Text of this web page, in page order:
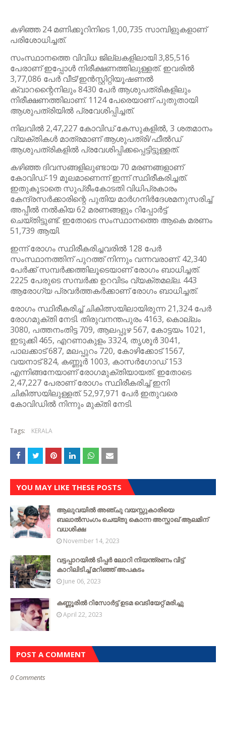
കഴിഞ്ഞ 24 മണിക്കൂറിനിടെ 1,00,735 സാമ്പിളുകളാണ്
പരിശോധിച്ചത്.
സംസ്ഥാനത്തെ വിവിധ ജില്ലകളിലായി 3,85,516
പേരാണ് ഇപ്പോള്‍ നിരീക്ഷണത്തിലുള്ളത്. ഇവരില്‍
3,77,086 പേര്‍ വീട്/ഇന്‍സ്റ്റിറ്റിയൂഷണല്‍
ക്വാറന്റൈനിലും 8430 പേര്‍ ആശുപത്രികളിലും
നിരീക്ഷണത്തിലാണ്. 1124 പേരെയാണ് പുതുതായി
ആശുപത്രിയില്‍ പ്രവേശിപ്പിച്ചത്.
നിലവില്‍ 2,47,227 കോവിഡ് കേസുകളില്‍, 3 ശതമാനം
വ്യക്തികള്‍ മാത്രമാണ് ആശുപത്രി/ഫീല്‍ഡ്
ആശുപത്രികളില്‍ പ്രവേശിപ്പിക്കപ്പെട്ടിട്ടുള്ളത്.
കഴിഞ്ഞ ദിവസങ്ങളിലുണ്ടായ 70 മരണങ്ങളാണ്
കോവിഡ്-19 മൂലമാണെന്ന് ഇന്ന് സ്ഥിരീകരിച്ചത്.
ഇതുകൂടാതെ സുപ്രീംകോടതി വിധിപ്രകാരം
കേന്ദ്രസര്‍ക്കാരിന്റെ പുതിയ മാര്‍ഗനിര്‍ദേശമനുസരിച്ച്
അപ്പീല്‍ നല്‍കിയ 62 മരണങ്ങളും റിപ്പോര്‍ട്ട്
ചെയ്തിട്ടുണ്ട്. ഇതോടെ സംസ്ഥാനത്തെ ആകെ മരണം
51,739 ആയി.
ഇന്ന് രോഗം സ്ഥിരീകരിച്ചവരില്‍ 128 പേര്‍
സംസ്ഥാനത്തിന് പുറത്ത് നിന്നും വന്നവരാണ്. 42,340
പേര്‍ക്ക് സമ്പര്‍ക്കത്തിലൂടെയാണ് രോഗം ബാധിച്ചത്.
2225 പേരുടെ സമ്പര്‍ക്ക ഉറവിടം വ്യക്തമല്ല. 443
ആരോഗ്യ പ്രവര്‍ത്തകര്‍ക്കാണ് രോഗം ബാധിച്ചത്.
രോഗം സ്ഥിരീകരിച്ച് ചികിത്സയിലായിരുന്ന 21,324 പേര്‍
രോഗമുക്തി നേടി. തിരുവനന്തപുരം 4163, കൊല്ലം
3080, പത്തനംതിട്ട 709, ആലപ്പുഴ 567, കോട്ടയം 1021,
ഇടുക്കി 465, എറണാകുളം 3324, തൃശൂര്‍ 3041,
പാലക്കാട് 687, മലപ്പുറം 720, കോഴിക്കോട് 1567,
വയനാട് 824, കണ്ണൂര്‍ 1003, കാസര്‍ഗോഡ് 153
എന്നിങ്ങനേയാണ് രോഗമുക്തിയായത്. ഇതോടെ
2,47,227 പേരാണ് രോഗം സ്ഥിരീകരിച്ച് ഇനി
ചികിത്സയിലുള്ളത്. 52,97,971 പേര്‍ ഇതുവരെ
കോവിഡില്‍ നിന്നും മുക്തി നേടി.
Tags: KERALA
YOU MAY LIKE THESE POSTS
ആലുവയിൽ അഞ്ചു വയസ്സുകാരിയെ
ബലാൽസംഗം ചെയ്‌തു കൊന്ന അസ്ഫാഖ് ആലമിന്
വധശിക്ഷ
November 14, 2023
വട്ടപ്പാറയില്‍ ടിപ്പര്‍ ലോറി നിയന്ത്രണം വിട്ട്
കാറിലിടിച്ച് മറിഞ്ഞ് അപകടം
June 06, 2023
കണ്ണൂരിൽ റിസോർട്ട് ഉടമ വെടിയേറ്റ് മരിച്ചു
April 22, 2023
POST A COMMENT
0 Comments